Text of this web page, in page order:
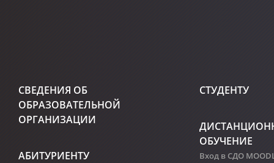
СВЕДЕНИЯ ОБ
ОБРАЗОВАТЕЛЬНОЙ
ОРГАНИЗАЦИИ
АБИТУРИЕНТУ
СТУДЕНТУ
ОБУЧЕНИЕ
Вход в СДО